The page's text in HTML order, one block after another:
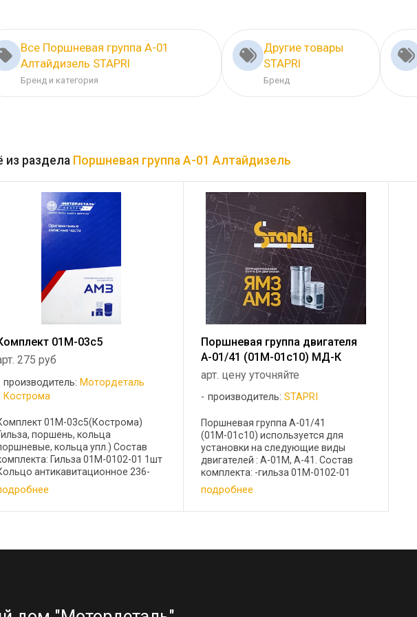
Все Поршневая группа А-01
Алтайдизель STAPRI
Бренд и категория
Другие товары
STAPRI
Бренд
из раздела Поршневая группа А-01 Алтайдизель
01М-03с5
275 руб
производитель: Мотордеталь
Кострома
01М-03с5(Кострома)
поршень, кольца
кольца упл.) Состав
Гильза 01М-0102-01 1шт
антикавитационное 236-
40А 1 шт Кольцо
01М-03.102 1 шт
компрессионное 236-
Поршневая группа двигателя
А-01/41 (01М-01с10) МД-К
арт. цену уточняйте
производитель:STAPRI
Поршневая группа А-01/41
(01М-01с10) используется для
установки на следующие виды
двигателей : А-01М, А-41. Состав
комплекта: -гильза 01М-0102-01
(236-1002021-А) - 1 шт; - поршень
01М-0305-3 (01М-0305-3-01) - 1 шт; -
кольцо уплотнительное ...
подробнее